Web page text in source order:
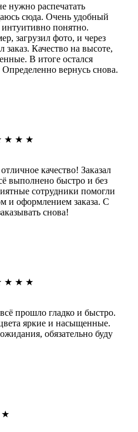
нужно распечатать
сюда. Очень удобный
интуитивно понятно.
загрузил фото, и через
заказ. Качество на высоте,
В итоге остался
Определенно вернусь снова.
★ ★ ★
качество! Заказал
выполнено быстро и без
сотрудники помогли
и оформлением заказа. С
снова!
★ ★ ★
прошло гладко и быстро.
яркие и насыщенные.
обязательно буду
★